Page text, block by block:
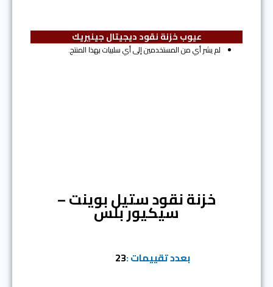
عيوب خزنة نقود ديجيتال جينيريك
لم يشر أي من المستخدمين إلى أي سلبيات بهذا المنتج.
خزنة نقود ستيل بوينت –
سيكيور بلس
بعدد تقييمات :23